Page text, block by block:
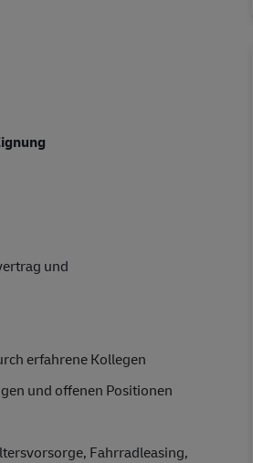
und
erfahrene Kollegen
und offenen Positionen
Fahrradleasing,